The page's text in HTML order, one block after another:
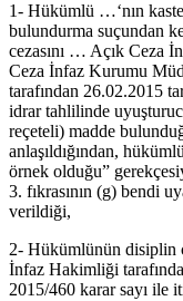
1- Hükümlü …‘nın
bulundurma suçundan
cezasını … Açık Ceza
Ceza İnfaz Kurumu
tarafından 26.02.2015
idrar tahlilinde
reçeteli) madde
anlaşıldığından,
örnek olduğu”
3. fıkrasının (g) bendi
verildiği,
2- Hükümlünün disiplin
İnfaz Hakimliği
2015/460 karar sayı ile